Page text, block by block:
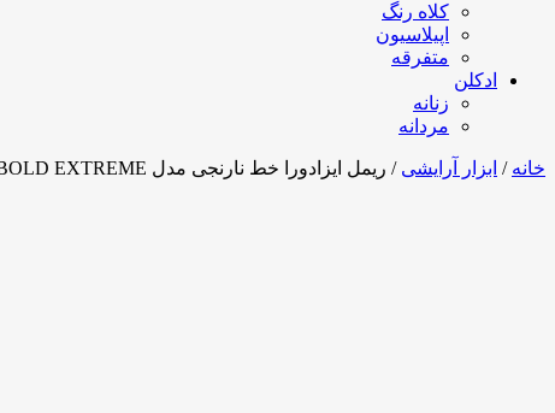
کلاه رنگ
اپیلاسیون
متفرقه
ادکلن
زنانه
مردانه
خانه / ابزار آرایشی / ریمل ایزادورا خط نارنجی مدل BIG BOLD EXTREME